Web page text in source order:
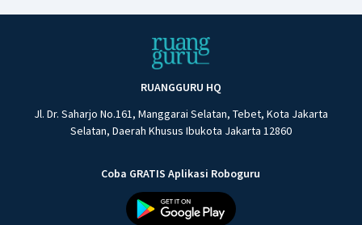
RUANGGURU HQ
Jl. Dr. Saharjo No.161, Manggarai Selatan, Tebet, Kota Jakarta
Selatan, Daerah Khusus Ibukota Jakarta 12860
Coba GRATIS Aplikasi Roboguru